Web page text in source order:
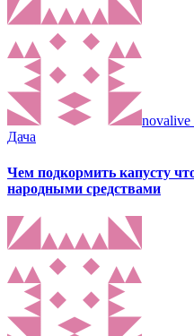
novalive
Дача
Чем подкормить капусту
народными средствами